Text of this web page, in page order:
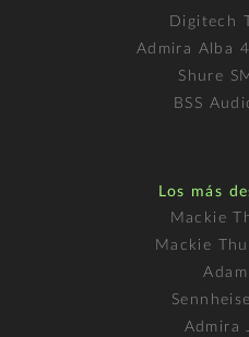
Digitech
Admira Alba
Shure
BSS
Los más
Mackie
Mackie
Admira